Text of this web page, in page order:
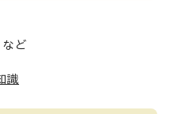
など
識